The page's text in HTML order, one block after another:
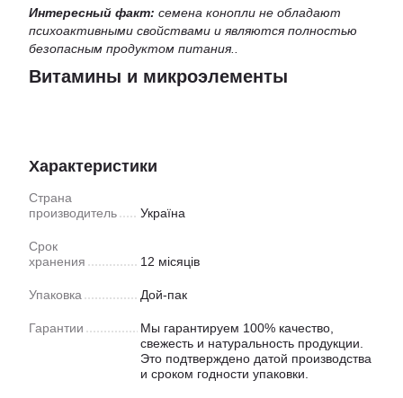
Интересный факт: семена конопли не обладают
психоактивными свойствами и являются полностью
безопасным продуктом питания..
Витамины и микроэлементы
Характеристики
Страна
производитель
Україна
Срок
хранения
12 місяців
Упаковка Дой-пак
Гарантии
Мы гарантируем 100% качество,
свежесть и натуральность продукции.
Это подтверждено датой производства
и сроком годности упаковки.